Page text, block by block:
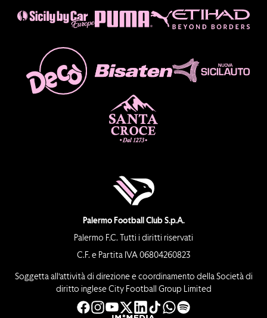
Palermo Football Club S.p.A.
Palermo F.C. Tutti i diritti riservati
C.F. e Partita IVA 06804260823
Soggetta all’attività di direzione e coordinamento della Società di
diritto inglese City Football Group Limited